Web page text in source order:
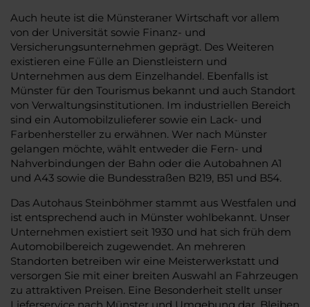
Auch heute ist die Münsteraner Wirtschaft vor allem
von der Universität sowie Finanz- und
Versicherungsunternehmen geprägt. Des Weiteren
existieren eine Fülle an Dienstleistern und
Unternehmen aus dem Einzelhandel. Ebenfalls ist
Münster für den Tourismus bekannt und auch Standort
von Verwaltungsinstitutionen. Im industriellen Bereich
sind ein Automobilzulieferer sowie ein Lack- und
Farbenhersteller zu erwähnen. Wer nach Münster
gelangen möchte, wählt entweder die Fern- und
Nahverbindungen der Bahn oder die Autobahnen A1
und A43 sowie die Bundesstraßen B219, B51 und B54.
Das Autohaus Steinböhmer stammt aus Westfalen und
ist entsprechend auch in Münster wohlbekannt. Unser
Unternehmen existiert seit 1930 und hat sich früh dem
Automobilbereich zugewendet. An mehreren
Standorten betreiben wir eine Meisterwerkstatt und
versorgen Sie mit einer breiten Auswahl an Fahrzeugen
zu attraktiven Preisen. Eine Besonderheit stellt unser
Lieferservice nach Münster und Umgebung dar. Bleiben